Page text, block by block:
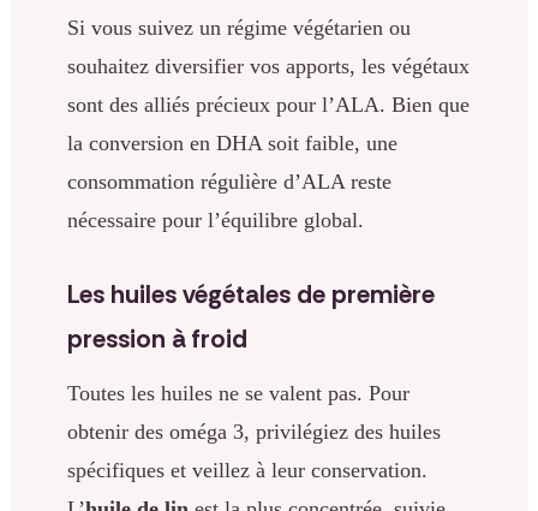
Si vous suivez un régime végétarien ou
souhaitez diversifier vos apports, les végétaux
sont des alliés précieux pour l’ALA. Bien que
la conversion en DHA soit faible, une
consommation régulière d’ALA reste
nécessaire pour l’équilibre global.
Les huiles végétales de première
pression à froid
Toutes les huiles ne se valent pas. Pour
obtenir des oméga 3, privilégiez des huiles
spécifiques et veillez à leur conservation.